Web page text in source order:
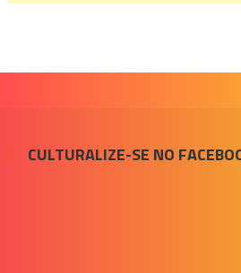
CULTURALIZE-SE NO